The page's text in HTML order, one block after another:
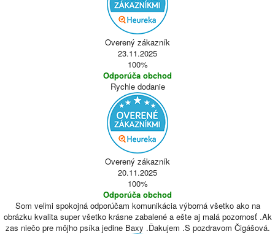
Overený zákazník
23.11.2025
100%
Odporúča obchod
Rychle dodanie
Overený zákazník
20.11.2025
100%
Odporúča obchod
Som veľmi spokojná odporúčam komunikácia výborná všetko ako na
obrázku kvalita super všetko krásne zabalené a ešte aj malá pozornosť .Ak
zas niečo pre môjho psíka jedine Baxy .Ďakujem .S pozdravom Čigášová.